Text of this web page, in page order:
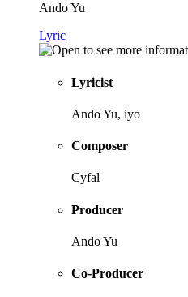
Ando Yu
Lyric
Lyricist
Ando Yu, iyo
Composer
Cyfal
Producer
Ando Yu
Co-Producer